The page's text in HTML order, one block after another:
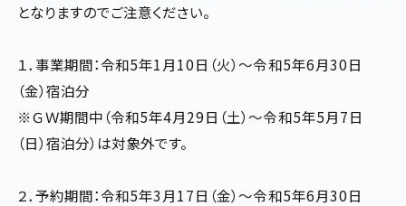
となりますのでご注意ください。
１．事業期間：令和5年1月10日（火）～令和5年6月30日
（金）宿泊分
※ＧＷ期間中（令和5年4月29日（土）～令和5年5月7日
（日）宿泊分）は対象外です。
２．予約期間：令和5年3月17日（金）～令和5年6月30日